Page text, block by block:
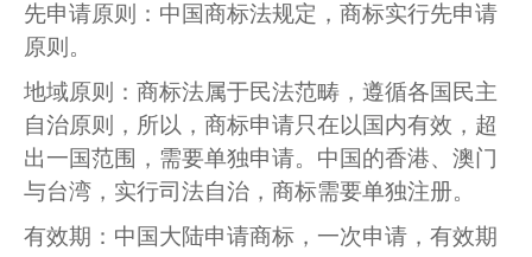
先申请原则：中国商标法规定，商标实行先申请
原则。
地域原则：商标法属于民法范畴，遵循各国民主
自治原则，所以，商标申请只在以国内有效，超
出一国范围，需要单独申请。中国的香港、澳门
与台湾，实行司法自治，商标需要单独注册。
有效期：中国大陆申请商标，一次申请，有效期